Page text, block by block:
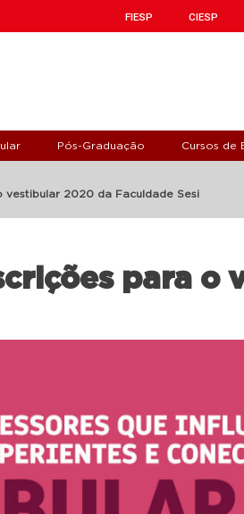
FIESP CIESP
Pós-Graduação Cursos de
vestibular 2020 da Faculdade Sesi
para o